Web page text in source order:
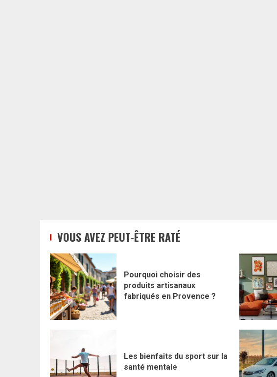
VOUS AVEZ PEUT-ÊTRE RATÉ
Pourquoi choisir des
produits artisanaux
fabriqués en Provence ?
Les bienfaits du sport sur la
santé mentale